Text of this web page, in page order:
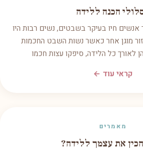
הכנה ללידה
חיו בעיקר בשבטים, נשים רבות היו
מוגן אחר כאשר נשות השבט החכמות
לאורך כל הלידה, סיפקו עצות חכמו
קראי עוד ←
מאמרים
את עצמך ללידה?